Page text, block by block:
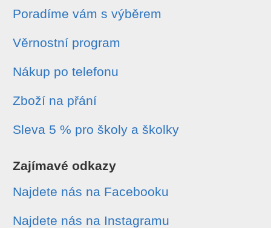
Poradíme vám s výběrem
Věrnostní program
Nákup po telefonu
Zboží na přání
Sleva 5 % pro školy a školky
Zajímavé odkazy
Najdete nás na Facebooku
Najdete nás na Instagramu